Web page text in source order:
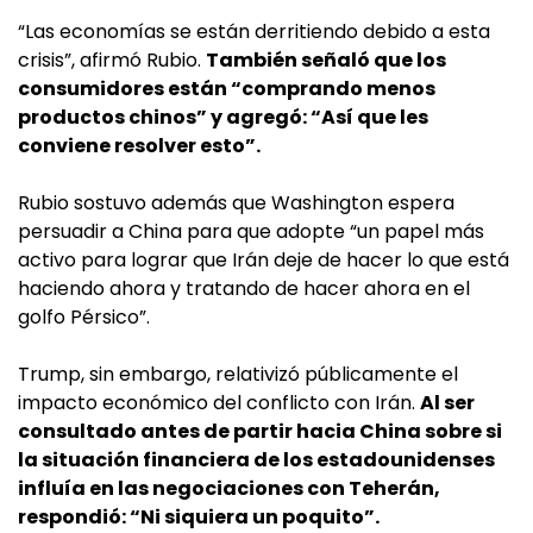
“Las economías se están derritiendo debido a esta
crisis”, afirmó Rubio. También señaló que los
consumidores están “comprando menos
productos chinos” y agregó: “Así que les
conviene resolver esto”.
Rubio sostuvo además que Washington espera
persuadir a China para que adopte “un papel más
activo para lograr que Irán deje de hacer lo que está
haciendo ahora y tratando de hacer ahora en el
golfo Pérsico”.
Trump, sin embargo, relativizó públicamente el
impacto económico del conflicto con Irán. Al ser
consultado antes de partir hacia China sobre si
la situación financiera de los estadounidenses
influía en las negociaciones con Teherán,
respondió: “Ni siquiera un poquito”.